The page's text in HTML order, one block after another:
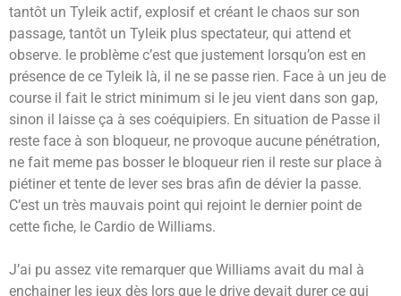
tantôt un Tyleik actif, explosif et créant le chaos sur son
passage, tantôt un Tyleik plus spectateur, qui attend et
observe. le problème c’est que justement lorsqu’on est en
présence de ce Tyleik là, il ne se passe rien. Face à un jeu de
course il fait le strict minimum si le jeu vient dans son gap,
sinon il laisse ça à ses coéquipiers. En situation de Passe il
reste face à son bloqueur, ne provoque aucune pénétration,
ne fait meme pas bosser le bloqueur rien il reste sur place à
piétiner et tente de lever ses bras afin de dévier la passe.
C’est un très mauvais point qui rejoint le dernier point de
cette fiche, le Cardio de Williams.
J’ai pu assez vite remarquer que Williams avait du mal à
enchainer les jeux dès lors que le drive devait durer ce qui